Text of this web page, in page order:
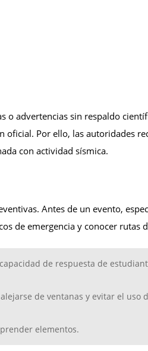
o advertencias sin respaldo
Por ello, las autoridades
con actividad sísmica.
Antes de un evento,
de emergencia y conocer rutas
de respuesta de
de ventanas y evitar el uso
elementos.